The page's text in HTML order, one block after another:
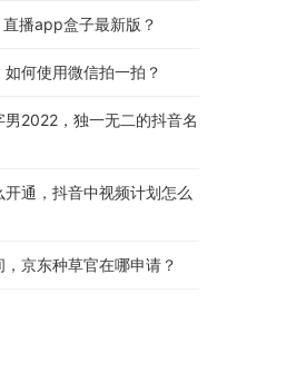
播app盒子最新版？
何使用微信拍一拍？
2022，独一无二的抖音名
通，抖音中视频计划怎么
京东种草官在哪申请？